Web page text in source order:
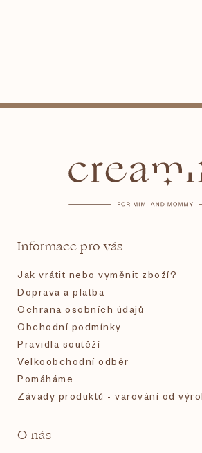
Informace pro vás
Jak vrátit nebo vyměnit zboží?
Doprava a platba
Ochrana osobních údajů
Obchodní podmínky
Pravidla soutěží
Velkoobchodní odběr
Pomáháme
Závady produktů - varování od
O nás